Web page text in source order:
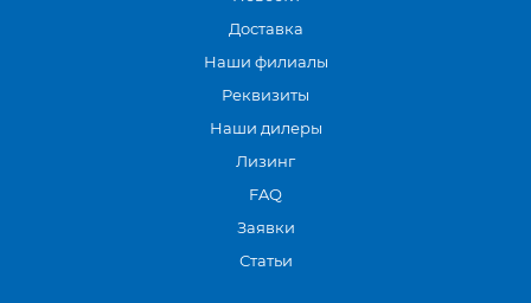
Доставка
Наши филиалы
Реквизиты
Наши дилеры
Лизинг
FAQ
Заявки
Статьи